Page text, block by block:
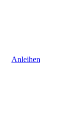
Anleihen